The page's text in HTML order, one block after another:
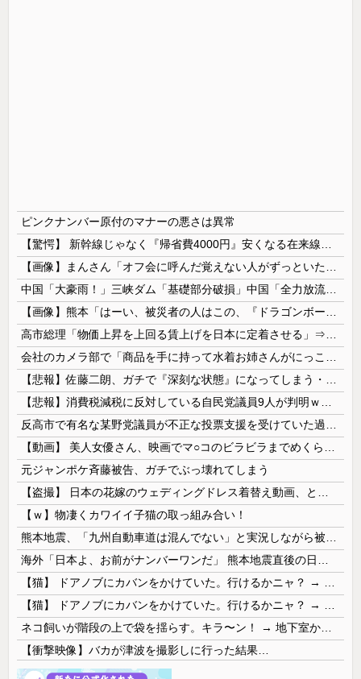
ピンクナンバー原付のマナーの悪さは異常
元ジャンポケ斉藤被告、ガチでぶっ壊れてしまう
【ｗ】物凄くカワイイ子猫の取っ組み合い！
【衝撃映像】バカが津波を撮影しに行った結果…